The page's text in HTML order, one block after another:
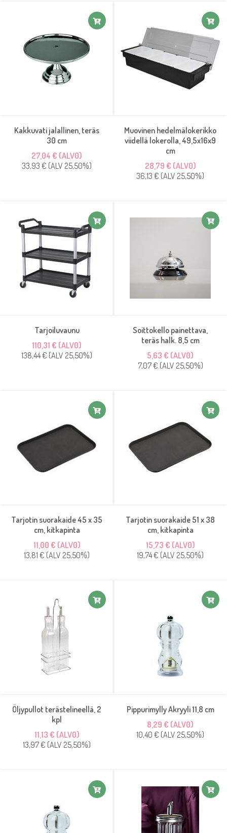
Kakkuvati jalallinen, teräs
30 cm
27,04 € (ALV0)
33,93 € (ALV 25,50%)
Muovinen hedelmälokerikko
viidellä lokerolla, 49,5x16x9
cm
28,79 € (ALV0)
36,13 € (ALV 25,50%)
Tarjoiluvaunu
110,31 € (ALV0)
138,44 € (ALV 25,50%)
Soittokello painettava,
teräs halk. 8,5 cm
5,63 € (ALV0)
7,07 € (ALV 25,50%)
Tarjotin suorakaide 45 x 35
cm, kitkapinta
11,00 € (ALV0)
13,81 € (ALV 25,50%)
Tarjotin suorakaide 51 x 38
cm, kitkapinta
15,73 € (ALV0)
19,74 € (ALV 25,50%)
Öljypullot terästelineellä, 2
kpl
11,13 € (ALV0)
13,97 € (ALV 25,50%)
Pippurimylly Akryyli 11,8 cm
8,29 € (ALV0)
10,40 € (ALV 25,50%)